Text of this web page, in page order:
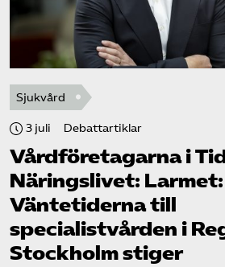
Sjukvård
3 juli Debattartiklar
Vård­företagarna i
Näringslivet: Larmet:
Väntetiderna till
specialistvården i
Stockholm stiger